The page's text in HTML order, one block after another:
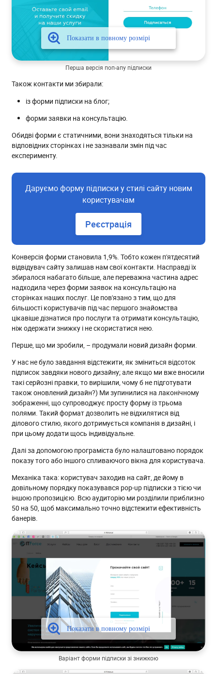
Перша версія поп-апу підписки
Також контакти ми збирали:
із форми підписки на блог;
форми заявки на консультацію.
Обидві форми є статичними, вони знаходяться тільки на
відповідних сторінках і не зазнавали змін під час
експерименту.
Даруємо форму підписки у стилі сайту новим
користувачам
Реєстрація
Конверсія форми становила 1,9%. Тобто кожен п'ятдесятий
відвідувач сайту залишав нам свої контакти. Насправді їх
збиралося набагато більше, але переважна частина адрес
надходила через форми заявок на консультацію на
сторінках наших послуг. Це пов'язано з тим, що для
більшості користувачів під час першого знайомства
цікавіше дізнатися про послуги та отримати консультацію,
ніж одержати знижку і не скористатися нею.
Перше, що ми зробили, – продумали новий дизайн форми.
У нас не було завдання відстежити, як зміниться відсоток
підписок завдяки нового дизайну; але якщо ми вже вносили
такі серйозні правки, то вирішили, чому б не підготувати
також оновлений дизайн?) Ми зупинилися на лаконічному
зображенні, що супроводжує просту форму із трьома
полями. Такий формат дозволить не відхилятися від
ділового стилю, якого дотримується компанія в дизайні, і
при цьому додати щось індивідуальне.
Далі за допомогою програміста було налаштовано порядок
показу того або іншого спливаючого вікна для користувача.
Механіка така: користувач заходив на сайт, де йому в
довільному порядку показувався pop-up підписки з тією чи
іншою пропозицією. Всю аудиторію ми розділили приблизно
50 на 50, щоб максимально точно відстежити ефективність
банерів.
Варіант форми підписки зі знижкою